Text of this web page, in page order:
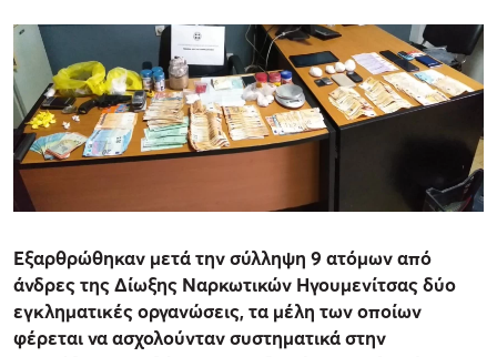
Εξαρθρώθηκαν μετά την σύλληψη 9 ατόμων από
άνδρες της Δίωξης Ναρκωτικών Ηγουμενίτσας δύο
εγκληματικές οργανώσεις, τα μέλη των οποίων
φέρεται να ασχολούνταν συστηματικά στην